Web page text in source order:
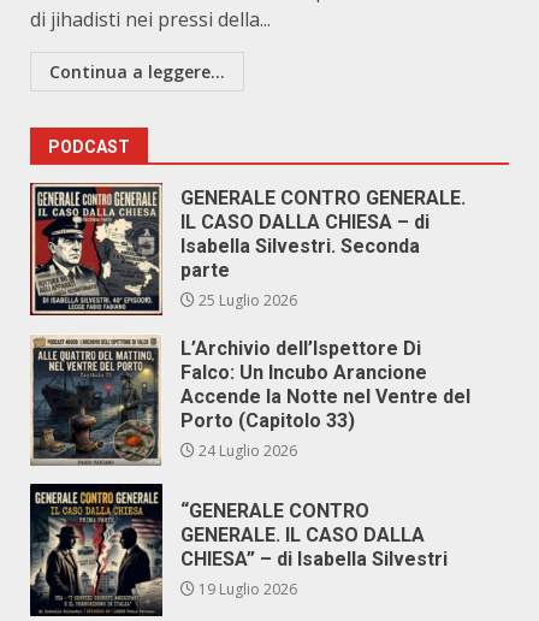
di jihadisti nei pressi della...
Continua a leggere...
PODCAST
GENERALE CONTRO GENERALE.
IL CASO DALLA CHIESA – di
Isabella Silvestri. Seconda
parte
25 Luglio 2026
L’Archivio dell’Ispettore Di
Falco: Un Incubo Arancione
Accende la Notte nel Ventre del
Porto (Capitolo 33)
24 Luglio 2026
“GENERALE CONTRO
GENERALE. IL CASO DALLA
CHIESA” – di Isabella Silvestri
19 Luglio 2026